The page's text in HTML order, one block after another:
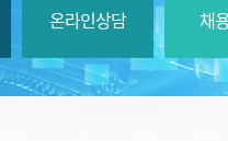
온라인상담 채